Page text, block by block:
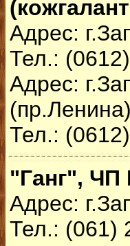
Адрес:
Тел.:
Адрес:
Тел.:
"Ганг", ЧП
Адрес:
Тел.: (061)